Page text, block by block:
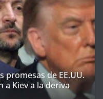
promesas de EE.UU.
a Kiev a la deriva